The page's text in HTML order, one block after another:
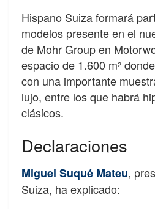
Hispano Suiza formará
modelos presente en el
de Mohr Group en
espacio de 1.600 m2
con una importante
lujo, entre los que habrá
clásicos.
Declaraciones
Miguel Suqué Mateu,
Suiza, ha explicado: